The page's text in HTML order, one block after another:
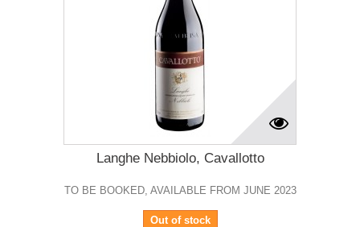
Langhe Nebbiolo, Cavallotto
TO BE BOOKED, AVAILABLE FROM JUNE 2023
Out of stock